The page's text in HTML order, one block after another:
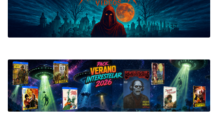
Bluray
Clasificada S
artwork
fantaterror
Jesús Franco